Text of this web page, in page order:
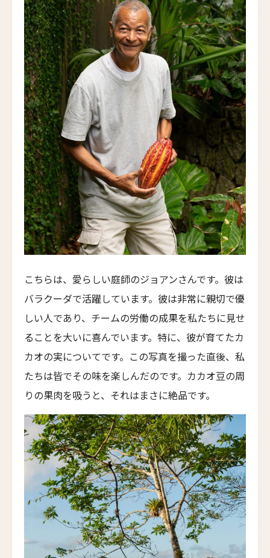
Trusko Resort
スキーラ・リトリート
Skýra Retreat
ア・マンドリア・ディ・ムルトリ
A Mandria di Murtoli
イル・ボスカレト・リゾート・アンド・スパ
Il Boscareto Resort & Spa
ニーヴァ・ラブリズ・セイシェル
Niva Labriz Seychelles
アペラシオン ヒールズバーグ
Appellation Healdsburg, Healdsburg
ホテル・カサ・ウアマントラ
Hotel Casa Huamantla
Hotel Saltus
バディア・ディ・ポマイオ
Badia di Pomaio
ガルドゥ・ホテル&スパ
Gáldu Hotel & Spa
マウント クック レイクサイド リトリート
Mt Cook Lakeside Retreat, Ben Ohau
ザ・イン・アット・ランチョ・サンタ・フェ
The Inn at Rancho Santa Fe
ザ・グレイソン・マイアミ
The Grayson Miami
ヒストリック・ロッキー・ウォーターズ・イン
Historic Rocky Waters Inn
エリート・スプリング・ヴィラズ
Elite Spring Villas
こちらは、愛らしい庭師のジョアンさんです。彼は
バラクーダで活躍しています。彼は非常に親切で優
しい人であり、チームの労働の成果を私たちに見せ
ることを大いに喜んでいます。特に、彼が育てたカ
カオの実についてです。この写真を撮った直後、私
たちは皆でその味を楽しんだのです。カカオ豆の周
りの果肉を吸うと、それはまさに絶品です。